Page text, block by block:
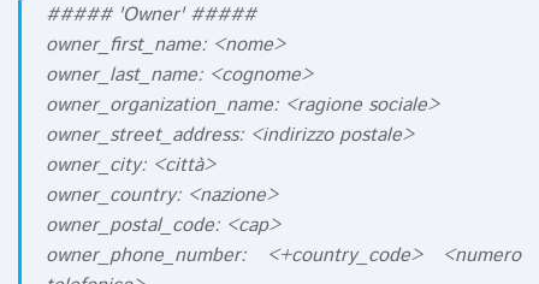
##### 'Owner' #####
owner_first_name: <nome>
owner_last_name: <cognome>
owner_organization_name: <ragione sociale>
owner_street_address: <indirizzo postale>
owner_city: <città>
owner_country: <nazione>
owner_postal_code: <cap>
owner_phone_number: <+country_code> <numero